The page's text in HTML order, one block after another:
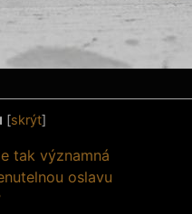
[skrýt]
tak významná
oslavu